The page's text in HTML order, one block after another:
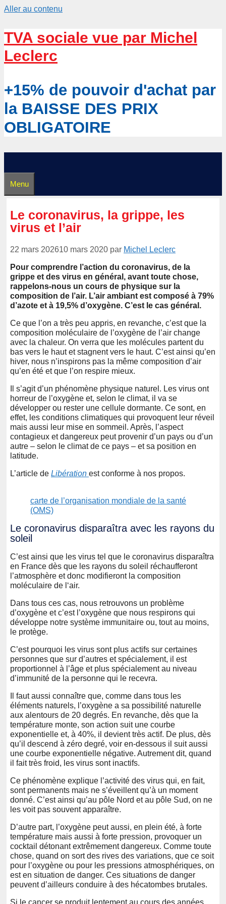
Aller au contenu
TVA sociale vue par Michel
Leclerc
+15% de pouvoir d'achat par
la BAISSE DES PRIX
OBLIGATOIRE
Menu
Le coronavirus, la grippe, les
virus et l’air
22 mars 202610 mars 2020 par Michel Leclerc
Pour comprendre l’action du coronavirus, de la
grippe et des virus en général, avant toute chose,
rappelons-nous un cours de physique sur la
composition de l’air. L’air ambiant est composé à 79%
d’azote et à 19,5% d’oxygène. C’est le cas général.
Ce que l’on a très peu appris, en revanche, c’est que la
composition moléculaire de l’oxygène de l’air change
avec la chaleur. On verra que les molécules partent du
bas vers le haut et stagnent vers le haut. C’est ainsi qu’en
hiver, nous n’inspirons pas la même composition d’air
qu’en été et que l’on respire mieux.
Il s’agit d’un phénomène physique naturel. Les virus ont
horreur de l’oxygène et, selon le climat, il va se
développer ou rester une cellule dormante. Ce sont, en
effet, les conditions climatiques qui provoquent leur réveil
mais aussi leur mise en sommeil. Après, l’aspect
contagieux et dangereux peut provenir d’un pays ou d’un
autre – selon le climat de ce pays – et sa position en
latitude.
L’article de Libération est conforme à nos propos.
carte de l’organisation mondiale de la santé
(OMS)
Le coronavirus disparaîtra avec les rayons du
soleil
C’est ainsi que les virus tel que le coronavirus disparaîtra
en France dès que les rayons du soleil réchaufferont
l’atmosphère et donc modifieront la composition
moléculaire de l‘air.
Dans tous ces cas, nous retrouvons un problème
d’oxygène et c’est l’oxygène que nous respirons qui
développe notre système immunitaire ou, tout au moins,
le protège.
C’est pourquoi les virus sont plus actifs sur certaines
personnes que sur d’autres et spécialement, il est
proportionnel à l’âge et plus spécialement au niveau
d’immunité de la personne qui le recevra.
Il faut aussi connaître que, comme dans tous les
éléments naturels, l’oxygène a sa possibilité naturelle
aux alentours de 20 degrés. En revanche, dès que la
température monte, son action suit une courbe
exponentielle et, à 40%, il devient très actif. De plus, dès
qu’il descend à zéro degré, voir en-dessous il suit aussi
une courbe exponentielle négative. Autrement dit, quand
il fait très froid, les virus sont inactifs.
Ce phénomène explique l’activité des virus qui, en fait,
sont permanents mais ne s’éveillent qu’à un moment
donné. C’est ainsi qu’au pôle Nord et au pôle Sud, on ne
les voit pas souvent apparaître.
D’autre part, l’oxygène peut aussi, en plein été, à forte
température mais aussi à forte pression, provoquer un
cocktail détonant extrêmement dangereux. Comme toute
chose, quand on sort des rives des variations, que ce soit
pour l’oxygène ou pour les pressions atmosphériques, on
est en situation de danger. Ces situations de danger
peuvent d’ailleurs conduire à des hécatombes brutales.
Si le cancer se produit lentement au cours des années,